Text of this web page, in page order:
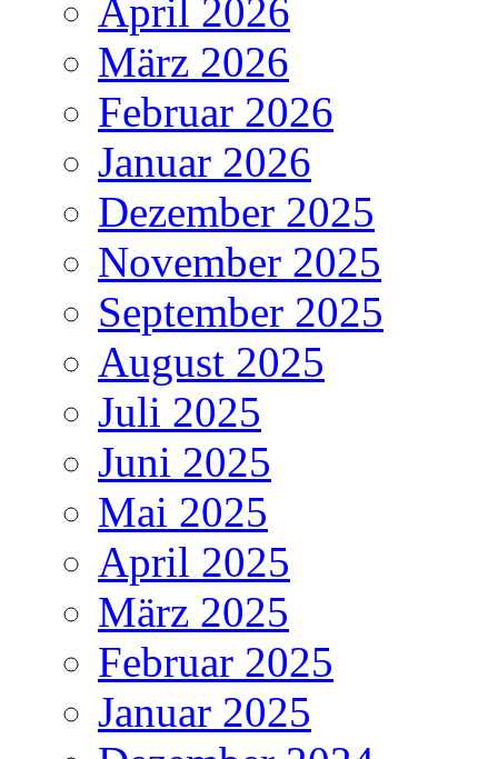
April 2026
März 2026
Februar 2026
Januar 2026
Dezember 2025
November 2025
September 2025
August 2025
Juli 2025
Juni 2025
Mai 2025
April 2025
März 2025
Februar 2025
Januar 2025